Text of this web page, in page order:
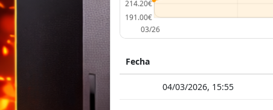
Fecha
04/03/2026, 15:55